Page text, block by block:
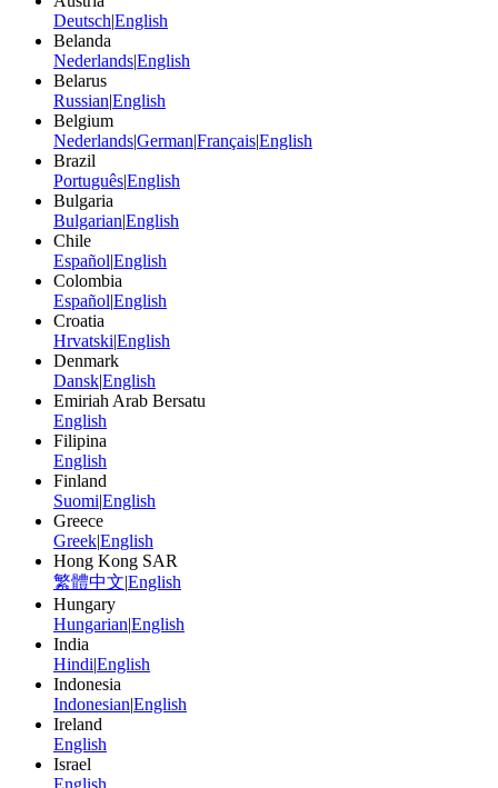
Deutsch|English
Belanda
Nederlands|English
Belarus
Russian|English
Belgium
Nederlands|German|Français|English
Brazil
Português|English
Bulgaria
Bulgarian|English
Chile
Español|English
Colombia
Español|English
Croatia
Hrvatski|English
Denmark
Dansk|English
Emiriah Arab Bersatu
English
Filipina
English
Finland
Suomi|English
Greece
Greek|English
Hong Kong SAR
繁體中文|English
Hungary
Hungarian|English
India
Hindi|English
Indonesia
Indonesian|English
Ireland
English
Israel
English